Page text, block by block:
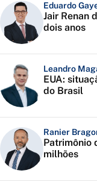
Eduardo
Jair Renan
dois anos
Leandro
EUA:
do Brasil
Ranier
Patrimônio
milhões